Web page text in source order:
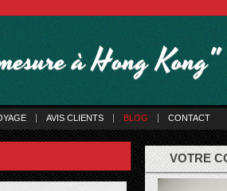
à Hong Kong"
AVIS CLIENTS BLOG CONTACT
VOTRE